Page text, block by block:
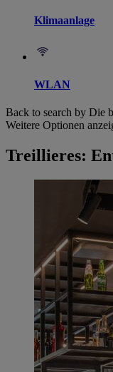
Klimaanlage
WLAN
Back to search by Die
Weitere Optionen
Treillieres: